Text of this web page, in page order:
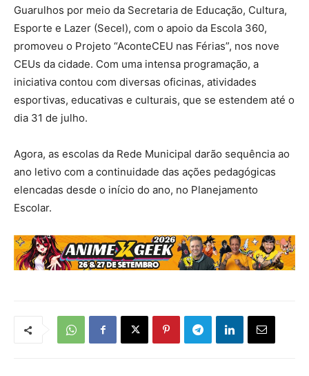
Guarulhos por meio da Secretaria de Educação, Cultura,
Esporte e Lazer (Secel), com o apoio da Escola 360,
promoveu o Projeto “AconteCEU nas Férias”, nos nove
CEUs da cidade. Com uma intensa programação, a
iniciativa contou com diversas oficinas, atividades
esportivas, educativas e culturais, que se estendem até o
dia 31 de julho.
Agora, as escolas da Rede Municipal darão sequência ao
ano letivo com a continuidade das ações pedagógicas
elencadas desde o início do ano, no Planejamento
Escolar.